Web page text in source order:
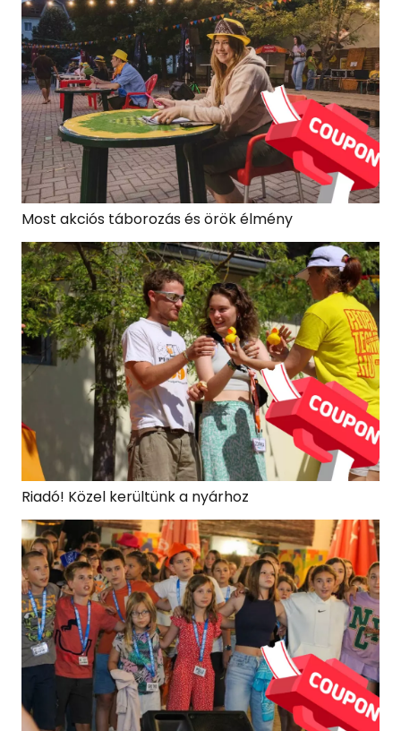
Most akciós táborozás és örök élmény
Riadó! Közel kerültünk a nyárhoz